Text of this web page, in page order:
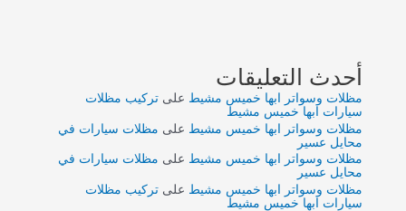
أحدث التعليقات
مظلات وسواتر ابها خميس مشيط علىتركيب مظلات
سيارات ابها خميس مشيط
مظلات وسواتر ابها خميس مشيط على مظلات سيارات في
محايل عسير
مظلات وسواتر ابها خميس مشيط على مظلات سيارات في
محايل عسير
مظلات وسواتر ابها خميس مشيط علىتركيب مظلات
سيارات ابها خميس مشيط